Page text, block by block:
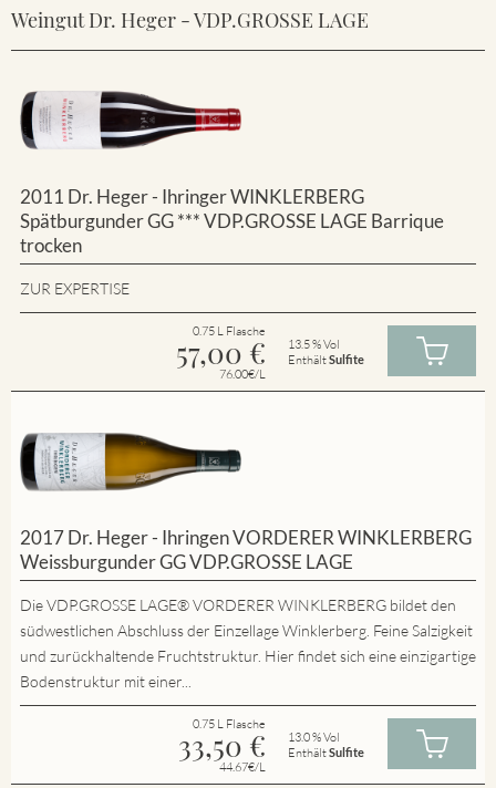
Weingut Dr. Heger - VDP.GROSSE LAGE
2011 Dr. Heger - Ihringer WINKLERBERG
Spätburgunder GG *** VDP.GROSSE LAGE Barrique
trocken
ZUR EXPERTISE
0.75 L Flasche
57,00 €
76.00€/L
13.5 % Vol
EnthältSulfite
2017 Dr. Heger - Ihringen VORDERER WINKLERBERG
Weissburgunder GG VDP.GROSSE LAGE
Die VDP.GROSSE LAGE® VORDERER WINKLERBERG bildet den
südwestlichen Abschluss der Einzellage Winklerberg. Feine Salzigkeit
und zurückhaltende Fruchtstruktur. Hier findet sich eine einzigartige
Bodenstruktur mit einer...
0.75 L Flasche
33,50 €
44.67€/L
13.0 % Vol
EnthältSulfite